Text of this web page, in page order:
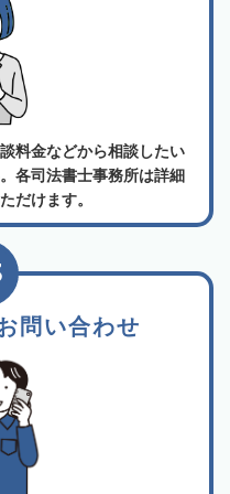
料金などから相談したい
各司法書士事務所は詳細
だけます。
問い合わせ